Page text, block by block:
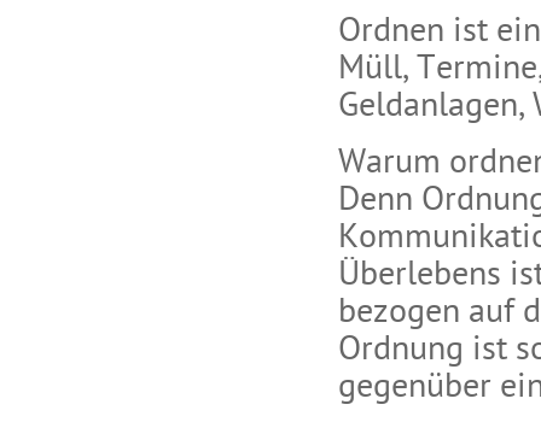
Ordnen ist
Müll,
Geldanlagen,
Warum
Denn
Überlebens
bezogen auf
Ordnung ist
gegenüber